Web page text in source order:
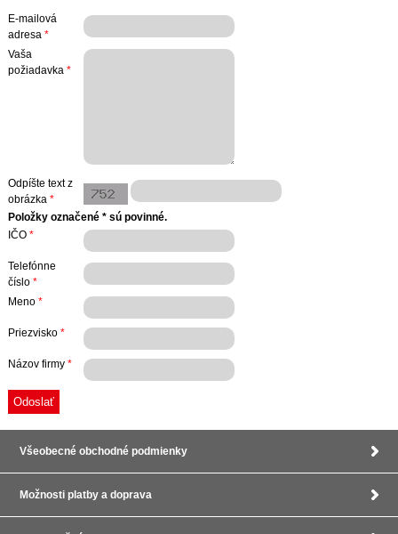
E-mailová
adresa *
Vaša
požiadavka *
Odpíšte text z
obrázka *
Položky označené * sú povinné.
IČO *
Telefónne
číslo *
Meno *
Priezvisko *
Názov firmy *
Všeobecné obchodné podmienky
Možnosti platby a doprava